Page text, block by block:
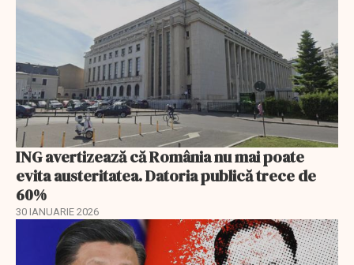
ING avertizează că România nu mai poate
evita austeritatea. Datoria publică trece de
60%
30 IANUARIE 2026